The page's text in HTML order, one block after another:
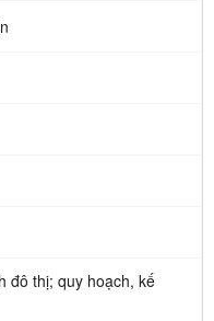
đô thị; quy hoạch, kế